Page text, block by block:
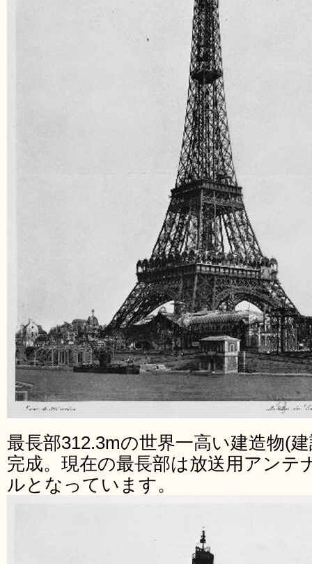
最長部312.3mの世界一高い建造物(
完成。現在の最長部は放送用アンテ
ルとなっています。